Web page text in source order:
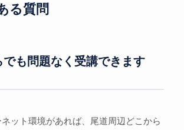
る質問
も問題なく受講できます
ット環境があれば、尾道周辺どこから